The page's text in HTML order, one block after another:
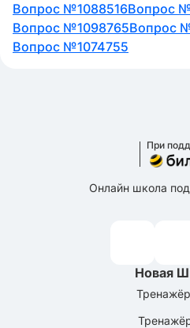
Вопрос №1088516Вопрос
Вопрос №1098765Вопрос
Вопрос №1074755
При
Онлайн школа
Новая